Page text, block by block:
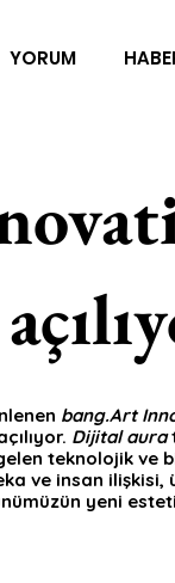
YORUM
PORTRELER
ODAK: RESİM
bang.Art
Dijital aura
teknolojik ve
ve insan
yeni